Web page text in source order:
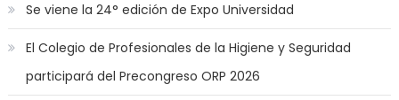
Se viene la 24° edición de Expo Universidad
El Colegio de Profesionales de la Higiene y Seguridad
participará del Precongreso ORP 2026